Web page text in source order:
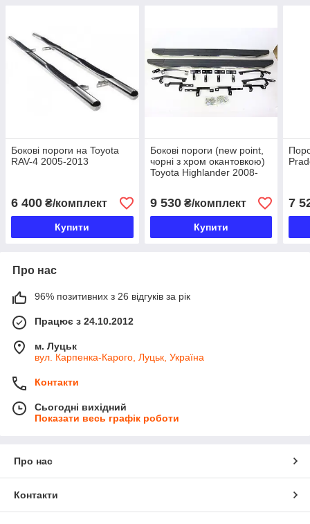
Бокові пороги на Toyota
RAV-4 2005-2013
6 400 ₴/комплект
Купити
Бокові пороги (new point,
чорні з хром окантовкою)
Toyota Highlander 2008-
9 530₴/комплект
Купити
7
Про нас
96% позитивних з 26 відгуків за рік
Працює з 24.10.2012
м. Луцьк
вул. Карпенка-Карого, Луцьк, Україна
Контакти
Сьогодні вихідний
Показати весь графік роботи
Про нас
Контакти